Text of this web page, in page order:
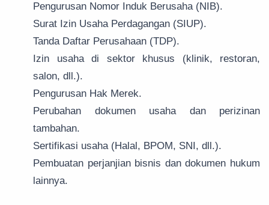
Pengurusan Nomor Induk Berusaha (NIB).
Surat Izin Usaha Perdagangan (SIUP).
Tanda Daftar Perusahaan (TDP).
Izin usaha di sektor khusus (klinik, restoran,
salon, dll.).
Pengurusan Hak Merek.
Perubahan dokumen usaha dan perizinan
tambahan.
Sertifikasi usaha (Halal, BPOM, SNI, dll.).
Pembuatan perjanjian bisnis dan dokumen hukum
lainnya.